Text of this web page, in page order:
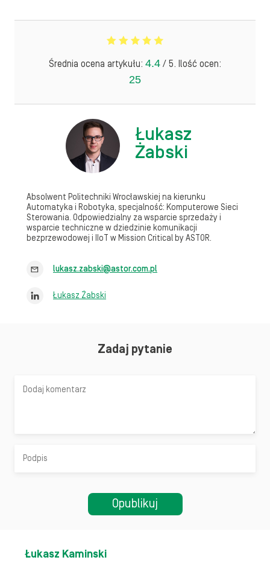
Średnia ocena artykułu: 4.4 / 5. Ilość ocen:
25
Łukasz
Żabski
Absolwent Politechniki Wrocławskiej na kierunku
Automatyka i Robotyka, specjalność: Komputerowe Sieci
Sterowania. Odpowiedzialny za wsparcie sprzedaży i
wsparcie techniczne w dziedzinie komunikacji
bezprzewodowej i IIoT w Mission Critical by ASTOR.
lukasz.zabski@astor.com.pl
Łukasz Żabski
Zadaj pytanie
Łukasz Kaminski